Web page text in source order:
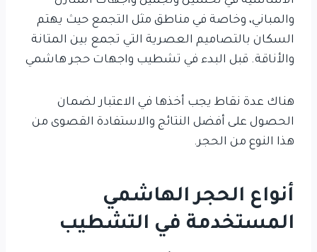
والمباني، وخاصة في مناطق مثل التجمع حيث يهتم
السكان بالتصاميم العصرية التي تجمع بين المتانة
والأناقة. قبل البدء في تشطيب واجهات حجر هاشمي
هناك عدة نقاط يجب أخذها في الاعتبار لضمان
الحصول على أفضل النتائج والاستفادة القصوى من
هذا النوع من الحجر.
أنواع الحجر الهاشمي
المستخدمة في التشطيب